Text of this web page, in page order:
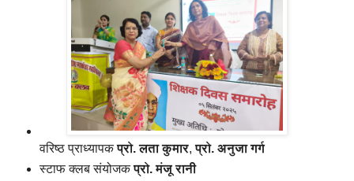
वरिष्ठ प्राध्यापकप्रो. लता कुमार,प्रो. अनुजा गर्ग
स्टाफ क्लब संयोजकप्रो. मंजू रानी